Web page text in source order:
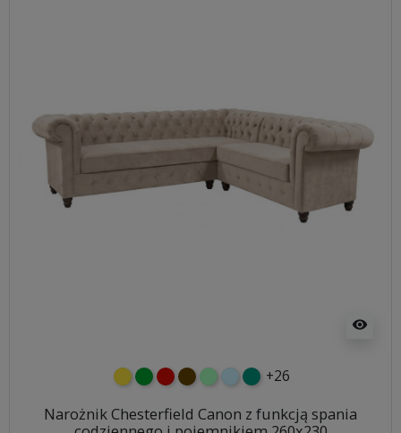
visibility
żółtyzielonyczerwony
czekoladowy
miętowybłękitny
turkusowy
+26
Narożnik Chesterfield Canon z funkcją spania